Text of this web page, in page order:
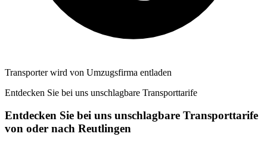
Transporter wird von Umzugsfirma entladen
Entdecken Sie bei uns unschlagbare Transporttarife
Entdecken Sie bei uns unschlagbare Transporttarife
von oder nach Reutlingen